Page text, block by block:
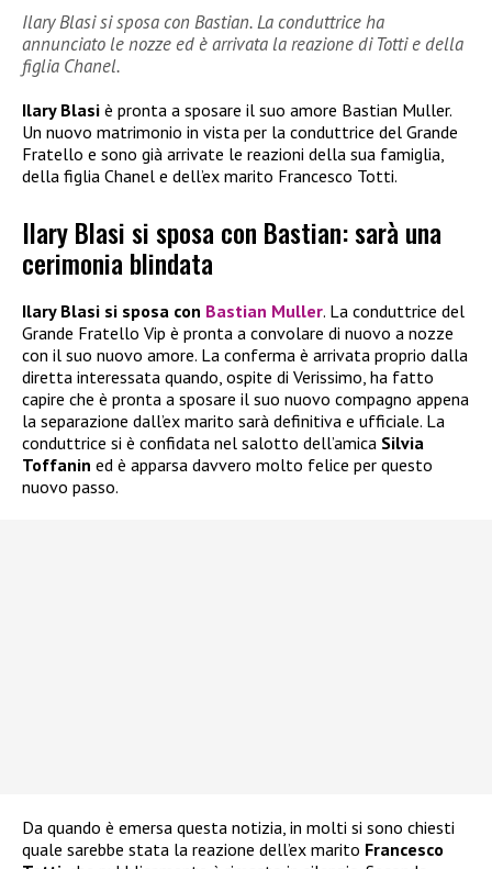
Ilary Blasi si sposa con Bastian. La conduttrice ha
annunciato le nozze ed è arrivata la reazione di Totti e della
figlia Chanel.
Ilary Blasi è pronta a sposare il suo amore Bastian Muller.
Un nuovo matrimonio in vista per la conduttrice del Grande
Fratello e sono già arrivate le reazioni della sua famiglia,
della figlia Chanel e dell’ex marito Francesco Totti.
Ilary Blasi si sposa con Bastian: sarà una
cerimonia blindata
Ilary Blasi si sposa con Bastian Muller. La conduttrice del
Grande Fratello Vip è pronta a convolare di nuovo a nozze
con il suo nuovo amore. La conferma è arrivata proprio dalla
diretta interessata quando, ospite di Verissimo, ha fatto
capire che è pronta a sposare il suo nuovo compagno appena
la separazione dall’ex marito sarà definitiva e ufficiale. La
conduttrice si è confidata nel salotto dell’amica Silvia
Toffanin ed è apparsa davvero molto felice per questo
nuovo passo.
Da quando è emersa questa notizia, in molti si sono chiesti
quale sarebbe stata la reazione dell’ex marito Francesco